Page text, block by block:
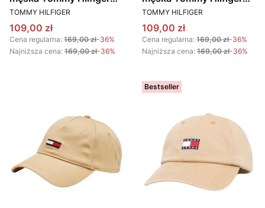
AM0AM13003 V18
BORDOWY
PRODUCENT
TOMMY HILFIGER
Cena promocyjna
109,00 zł
Cena regularna: 169,00 zł-36%
Najniższa cena: 169,00 zł-36%
AM0AM13006 RBC
BEŻOWY
PRODUCENT
TOMMY HILFIGER
Cena promocyjna
109,00 zł
Cena regularna: 169,00 zł-36%
Najniższa cena: 169,00 zł-36%
Bestseller